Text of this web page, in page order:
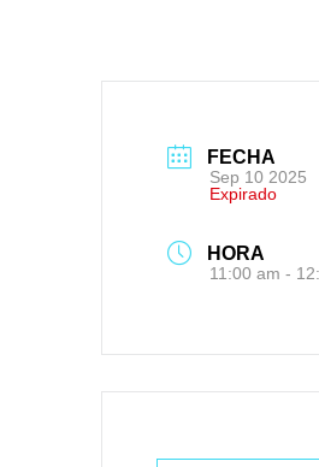
FECHA
Sep 10 2025
Expirado
HORA
11:00 am -